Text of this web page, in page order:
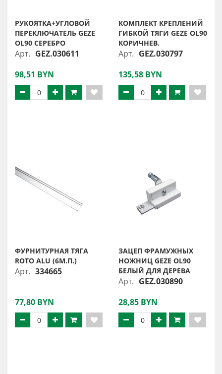
РУКОЯТКА+УГЛОВОЙ
ПЕРЕКЛЮЧАТЕЛЬ GEZE
OL90 СЕРЕБРО
Арт. GEZ.030611
98,51 BYN
КОМПЛЕКТ КРЕПЛЕНИЙ
ГИБКОЙ ТЯГИ GEZE OL90
КОРИЧНЕВ.
Арт. GEZ.030797
135,58 BYN
ФУРНИТУРНАЯ ТЯГА
ROTO ALU (6М.П.)
Арт. 334665
77,80 BYN
ЗАЦЕП ФРАМУЖНЫХ
НОЖНИЦ GEZE OL90
БЕЛЫЙ ДЛЯ ДЕРЕВА
Арт. GEZ.030890
28,85 BYN